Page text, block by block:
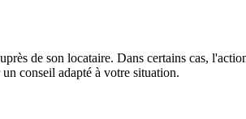
de son locataire. Dans certains cas,
conseil adapté à votre situation.